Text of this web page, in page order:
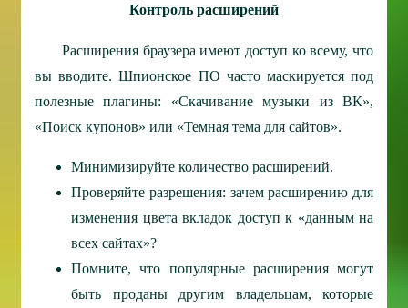
Контроль расширений
Расширения браузера имеют доступ ко всему, что
вы вводите. Шпионское ПО часто маскируется под
полезные плагины: «Скачивание музыки из ВК»,
«Поиск купонов» или «Темная тема для сайтов».
Минимизируйте количество расширений.
Проверяйте разрешения: зачем расширению для
изменения цвета вкладок доступ к «данным на
всех сайтах»?
Помните, что популярные расширения могут
быть проданы другим владельцам, которые